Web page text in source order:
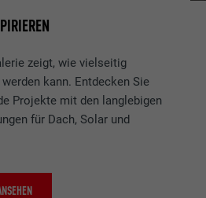
zeigt, wie vielseitig
kann. Entdecken Sie
Projekte mit den langlebigen
für Dach, Solar und